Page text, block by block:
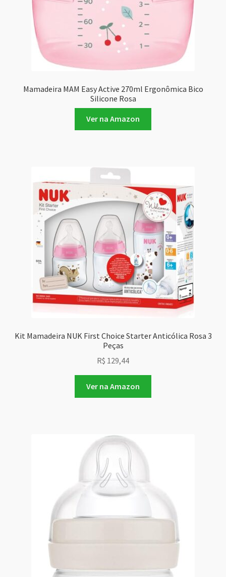
Mamadeira MAM Easy Active 270ml Ergonômica Bico
Silicone Rosa
Ver na Amazon
Kit Mamadeira NUK First Choice Starter Anticólica Rosa 3
Peças
R$ 129,44
Ver na Amazon